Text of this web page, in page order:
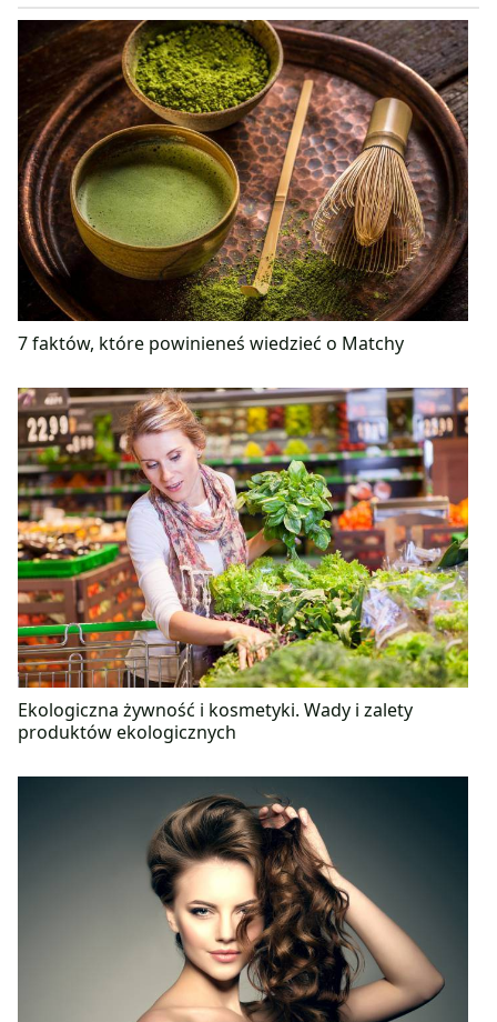
7 faktów, które powinieneś wiedzieć o Matchy
Ekologiczna żywność i kosmetyki. Wady i zalety
produktów ekologicznych